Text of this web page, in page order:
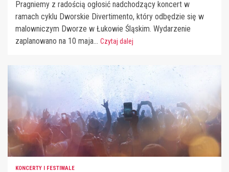
Pragniemy z radością ogłosić nadchodzący koncert w
ramach cyklu Dworskie Divertimento, który odbędzie się w
malowniczym Dworze w Łukowie Śląskim. Wydarzenie
zaplanowano na 10 maja... Czytaj dalej
KONCERTY I FESTIWALE